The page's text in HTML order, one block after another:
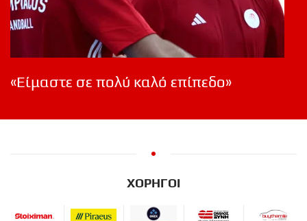
«Είμαστε σε πολύ καλό επίπεδο»
ΧΟΡΗΓΟΙ